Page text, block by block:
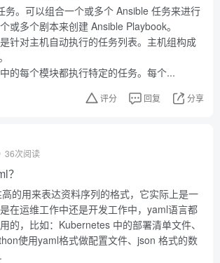
务。可以组合一个或多个 Ansible 任务来进行
或多个剧本来创建 Ansible Playbook。
针对主机自动执行的任务列表。主机组构成
的每个模块都执行特定的任务。每个...
评分 回复 分享
36次阅读
？
的用来表达资料序列的格式，它实际上是一
在运维工作中还是开发工作中，yaml语言都
的，比如：Kubernetes 中的部署清单文件、
使用yaml格式做配置文件、json 格式的数